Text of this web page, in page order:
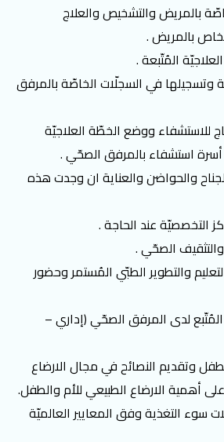
بالمريض والتشخيص والعلاج
بالمريض .
المُتّبعة .
وتسجيلها في السجلّات الخاصّة بالمرفق
للاستشفاء ووضع الخطّة العلاجيّة
استشفاء بالمرفق الصحّي .
والحواضن والعناية ان وجدت هذه
التخصصيّة عند الحاجة .
والتثقيف الصحّي .
والتطوير الطبّي المُستمر وحضور
المُتّبع لدى المرفق الصحّي (إداري –
وتقديم النصائح في مجال الارضاع
أهمية الارضاع الطبيعي للأم والطفل.
سوء التغذية وفق المعايير العالميّة